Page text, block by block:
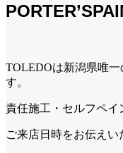
TOLEDOは新潟県唯一
す。
責任施工・セルフペイ
ご来店日時をお伝えい